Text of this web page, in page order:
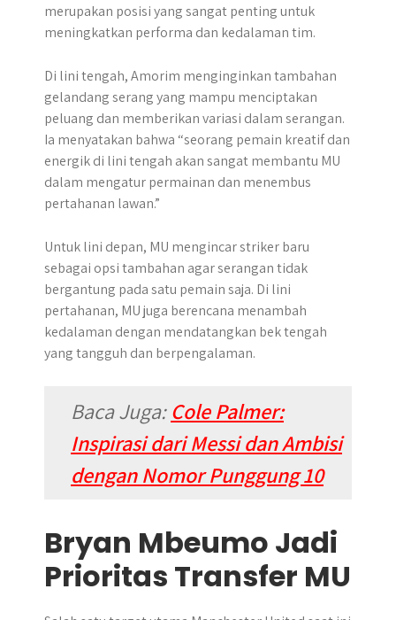
merupakan posisi yang sangat penting untuk
meningkatkan performa dan kedalaman tim.
Di lini tengah, Amorim menginginkan tambahan
gelandang serang yang mampu menciptakan
peluang dan memberikan variasi dalam serangan.
Ia menyatakan bahwa “seorang pemain kreatif dan
energik di lini tengah akan sangat membantu MU
dalam mengatur permainan dan menembus
pertahanan lawan.”
Untuk lini depan, MU mengincar striker baru
sebagai opsi tambahan agar serangan tidak
bergantung pada satu pemain saja. Di lini
pertahanan, MU juga berencana menambah
kedalaman dengan mendatangkan bek tengah
yang tangguh dan berpengalaman.
Baca Juga:Cole Palmer:
Inspirasi dari Messi dan Ambisi
dengan Nomor Punggung 10
Bryan Mbeumo Jadi
Prioritas Transfer MU